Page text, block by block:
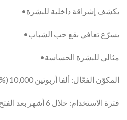
يكشف إشراقة داخلية للبشرة•
يسرّع تعافي بقع حب الشباب•
مثالي للبشرة الحساسة•
المكوّن الفعّال: ألفا أربوتين 10,000 ppm (1%)
فترة الاستخدام: خلال 6 أشهر بعد الفتح.